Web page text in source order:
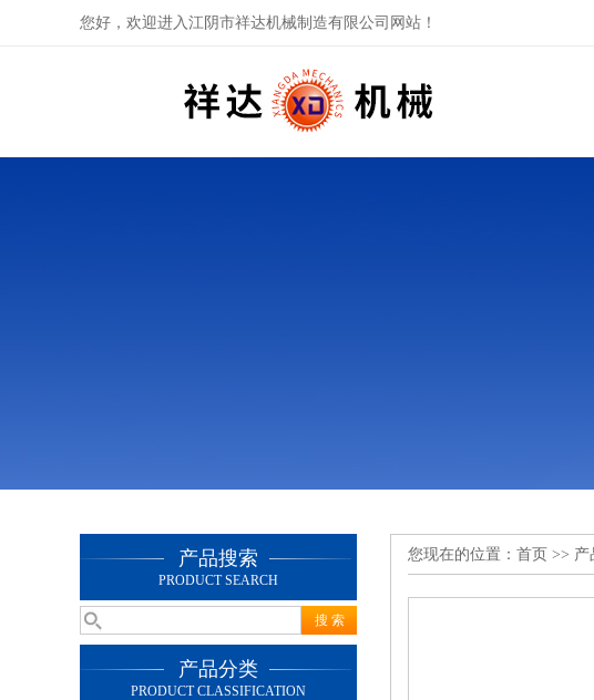
您好，欢迎进入江阴市祥达机械制造有限公司网站！
产品搜索
PRODUCT SEARCH
产品分类
PRODUCT CLASSIFICATION
您现在的位置： 首页 >> 产